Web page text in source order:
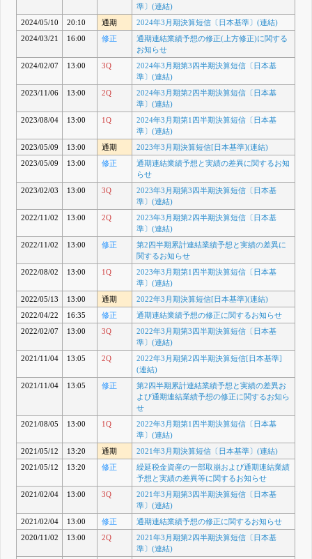
準〕(連結)
2024/05/10
20:10 通期
2024年3月期決算短信〔日本基準〕(連結)
2024/03/21
16:00 修正
通期連結業績予想の修正(上方修正)に関する
お知らせ
2024/02/07
13:00 3Q
2024年3月期第3四半期決算短信〔日本基
準〕(連結)
2023/11/06
13:00 2Q
2024年3月期第2四半期決算短信〔日本基
準〕(連結)
2023/08/04
13:00 1Q
2024年3月期第1四半期決算短信〔日本基
準〕(連結)
2023/05/09
13:00 通期
2023年3月期決算短信[日本基準](連結)
2023/05/09
13:00 修正
通期連結業績予想と実績の差異に関するお知
らせ
2023/02/03
13:00 3Q
2023年3月期第3四半期決算短信〔日本基
準〕(連結)
2022/11/02
13:00 2Q
2023年3月期第2四半期決算短信〔日本基
準〕(連結)
2022/11/02
13:00 修正
第2四半期累計連結業績予想と実績の差異に
関するお知らせ
2022/08/02
13:00 1Q
2023年3月期第1四半期決算短信〔日本基
準〕(連結)
2022/05/13
13:00 通期
2022年3月期決算短信[日本基準](連結)
2022/04/22
16:35 修正
通期連結業績予想の修正に関するお知らせ
2022/02/07
13:00 3Q
2022年3月期第3四半期決算短信〔日本基
準〕(連結)
2021/11/04
13:05 2Q
2022年3月期第2四半期決算短信[日本基準]
(連結)
2021/11/04
13:05 修正
第2四半期累計連結業績予想と実績の差異お
よび通期連結業績予想の修正に関するお知ら
せ
2021/08/05
13:00 1Q
2022年3月期第1四半期決算短信〔日本基
準〕(連結)
2021/05/12
13:20 通期
2021年3月期決算短信〔日本基準〕(連結)
2021/05/12
13:20 修正
繰延税金資産の一部取崩および通期連結業績
予想と実績の差異等に関するお知らせ
2021/02/04
13:00 3Q
2021年3月期第3四半期決算短信〔日本基
準〕(連結)
2021/02/04
13:00 修正
通期連結業績予想の修正に関するお知らせ
2020/11/02
13:00 2Q
2021年3月期第2四半期決算短信〔日本基
準〕(連結)